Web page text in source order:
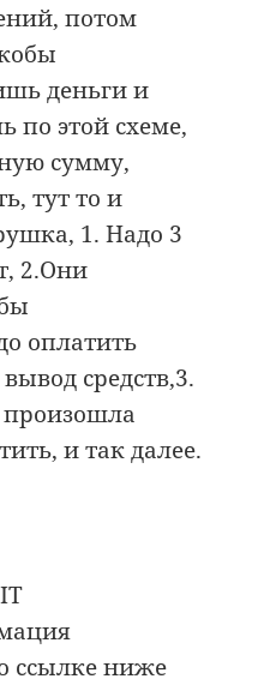
потом
деньги и
по этой схеме,
сумму,
тут то и
1. Надо 3
2.Они
оплатить
средств,3.
произошла
и так далее.
ссылке ниже